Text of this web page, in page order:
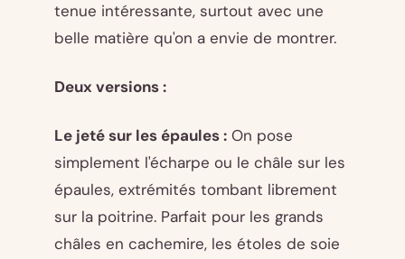
tenue intéressante, surtout avec une
belle matière qu'on a envie de montrer.
Deux versions :
Le jeté sur les épaules : On pose
simplement l'écharpe ou le châle sur les
épaules, extrémités tombant librement
sur la poitrine. Parfait pour les grands
châles en cachemire, les étoles de soie